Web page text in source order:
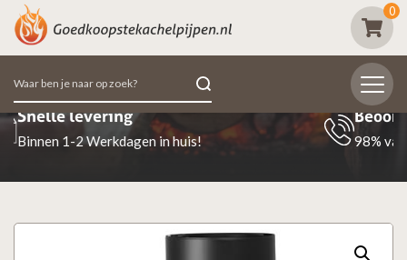
0
Zoeken
naar:
Beoordeeld met een 9.7
98% van de klanten beoordeeld ons positief